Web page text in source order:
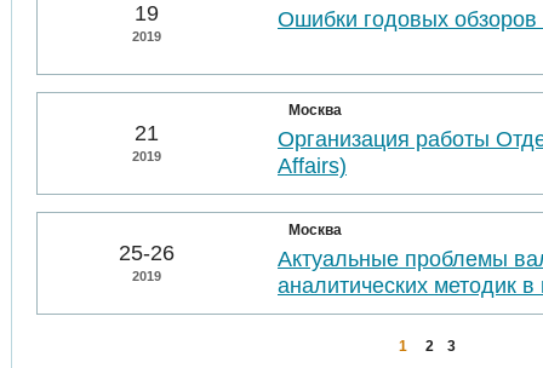
19
2019
Ошибки годовых обзоров
21
2019
Москва
Организация работы
Affairs)
25-26
2019
Москва
Актуальные проблемы
аналитических методик в
1 2 3